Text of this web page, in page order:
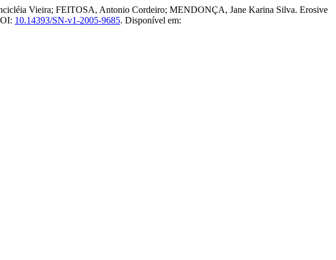
Vieira; FEITOSA, Antonio Cordeiro; MENDONÇA, Jane Karina Silva. Erosive
10.14393/SN-v1-2005-9685. Disponível em: